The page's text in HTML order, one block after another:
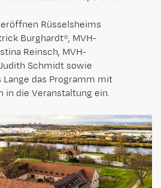
Rüsselsheims
Burghardt*, MVH-
Reinsch, MVH-
Schmidt sowie
das Programm mit
in die Veranstaltung ein.